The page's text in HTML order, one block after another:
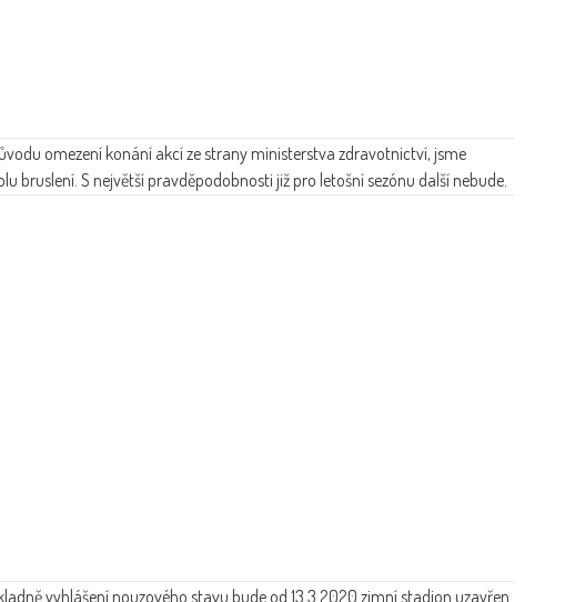
omezení konání akcí ze strany ministerstva zdravotnictví, jsme
bruslení. S největší pravděpodobnosti již pro letošní sezónu další nebude.
vyhlášení nouzového stavu bude od 13.3.2020 zimní stadion uzavřen.